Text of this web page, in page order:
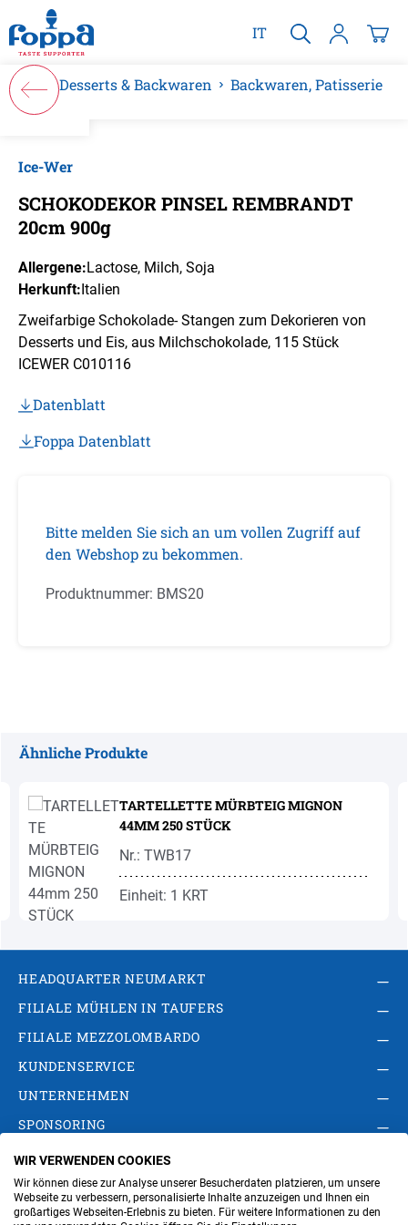
springen
IT
Desserts & Backwaren Backwaren, Patisserie
Ice-Wer
SCHOKODEKOR PINSEL REMBRANDT
20cm 900g
Allergene:Lactose, Milch, Soja
Herkunft:Italien
Zweifarbige Schokolade- Stangen zum Dekorieren von
Desserts und Eis, aus Milchschokolade, 115 Stück
ICEWER C010116
Datenblatt
Foppa Datenblatt
Bitte melden Sie sich an um vollen Zugriff auf
den Webshop zu bekommen.
Produktnummer: BMS20
Ähnliche Produkte
TARTELLETTE MÜRBTEIG MIGNON
44MM 250 STÜCK
Nr.: TWB17
Einheit: 1 KRT
HEADQUARTER NEUMARKT
FILIALE MÜHLEN IN TAUFERS
FILIALE MEZZOLOMBARDO
KUNDENSERVICE
UNTERNEHMEN
SPONSORING
AGB Privacy Policy
Impressum
Cookie-Einstellungen ändern
Verwaltung
WIR VERWENDEN COOKIES
Wir können diese zur Analyse unserer Besucherdaten platzieren, um unsere
Webseite zu verbessern, personalisierte Inhalte anzuzeigen und Ihnen ein
großartiges Webseiten-Erlebnis zu bieten. Für weitere Informationen zu den